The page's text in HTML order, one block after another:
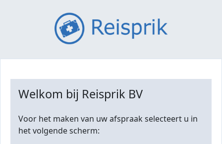
Welkom bij Reisprik BV
Voor het maken van uw afspraak selecteert u in
het volgende scherm: